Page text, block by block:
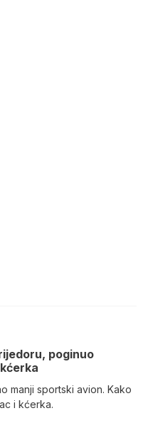
poginuo
manji sportski avion. Kako
i kćerka.